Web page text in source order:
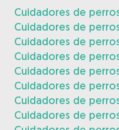
Cuidadores de
Cuidadores de
Cuidadores de
Cuidadores de
Cuidadores de
Cuidadores de
Cuidadores de
Cuidadores de